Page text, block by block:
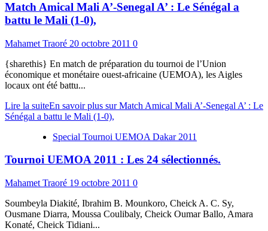
Match Amical Mali A’-Senegal A’ : Le Sénégal a
battu le Mali (1-0),
Mahamet Traoré 20 octobre 2011 0
{sharethis} En match de préparation du tournoi de l’Union
économique et monétaire ouest-africaine (UEMOA), les Aigles
locaux ont été battu...
Lire la suiteEn savoir plus sur Match Amical Mali A’-Senegal A’ : Le
Sénégal a battu le Mali (1-0),
Special Tournoi UEMOA Dakar 2011
Tournoi UEMOA 2011 : Les 24 sélectionnés.
Mahamet Traoré 19 octobre 2011 0
Soumbeyla Diakité, Ibrahim B. Mounkoro, Cheick A. C. Sy,
Ousmane Diarra, Moussa Coulibaly, Cheick Oumar Ballo, Amara
Konaté, Cheick Tidiani...